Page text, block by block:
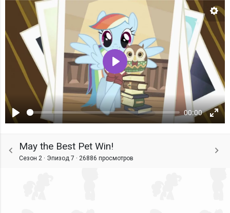
Воспроизвести
00:00
Воспроизвести
May the Best Pet Win!
Сезон 2 · Эпизод 7 · 26886 просмотров